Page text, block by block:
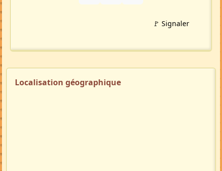
🚩 Signaler
Localisation géographique